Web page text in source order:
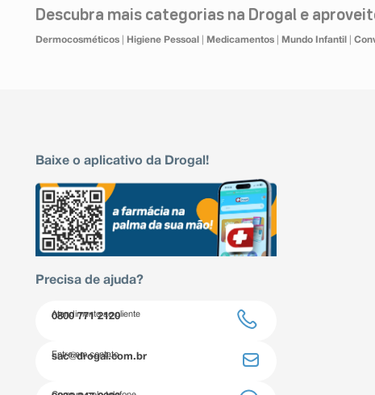
Descubra mais categorias na Drogal e
Dermocosméticos Higiene Pessoal Medicamentos Mundo Infantil
Baixe o aplicativo da Drogal!
Precisa de ajuda?
Atendimento ao cliente
0800 771 2120
Entre em contato
sac@drogal.com.br